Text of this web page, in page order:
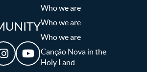
Who we are
Who we are
Who we are
Canção Nova in the
Holy Land